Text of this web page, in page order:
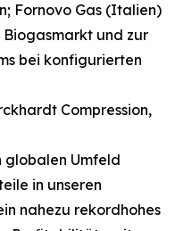
Fornovo Gas (Italien)
und zur
bei konfigurierten
Compression,
globalen Umfeld
in unseren
nahezu rekordhohes